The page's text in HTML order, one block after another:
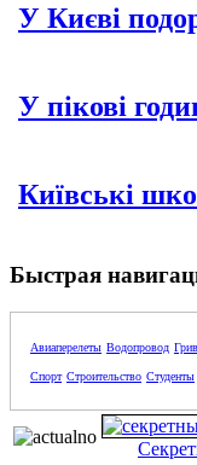
У Києві
У пікові
Київські
Быстрая
Авиаперелеты Водопровод
Спорт Строительство Студенты